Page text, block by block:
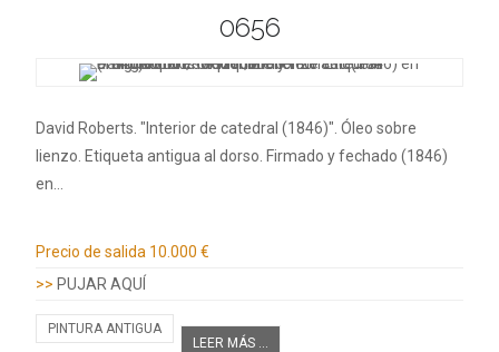
0656
David Roberts. "Interior de catedral (1846)". Óleo sobre
lienzo. Etiqueta antigua al dorso. Firmado y fechado (1846)
en…
Precio de salida 10.000 €
>> PUJAR AQUÍ
PINTURA ANTIGUA
LEER MÁS ...